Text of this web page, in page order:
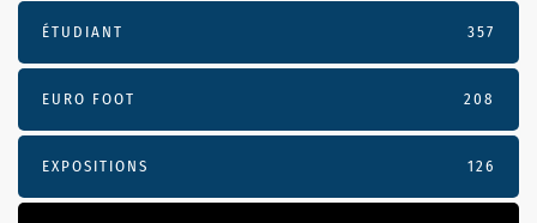
ÉTUDIANT 357
EURO FOOT 208
EXPOSITIONS 126